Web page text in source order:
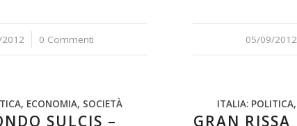
0 Commenti 05/09/2012
/
ECONOMIA, SOCIETÀ
SULCIS –
ITALIA:
GRAN